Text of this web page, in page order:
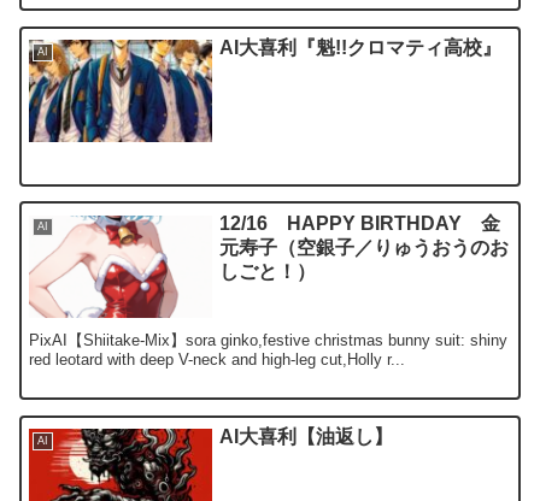
AI AI大喜利『魁!!クロマティ高校』
AI
12/16 HAPPY BIRTHDAY 金
元寿子（空銀子／りゅうおうのお
しごと！）
PixAI【Shiitake-Mix】sora ginko,festive christmas bunny suit: shiny
red leotard with deep V-neck and high-leg cut,Holly r...
AI AI大喜利【油返し】